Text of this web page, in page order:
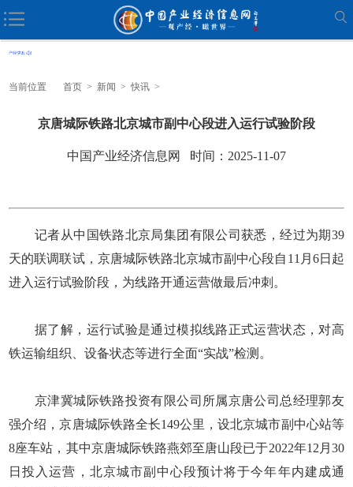
当前位置 首页 > 新闻 > 快讯 >
京唐城际铁路北京城市副中心段进入运行试验阶段
中国产业经济信息网 时间：2025-11-07
记者从中国铁路北京局集团有限公司获悉，经过为期39
天的联调联试，京唐城际铁路北京城市副中心段自11月6日起
进入运行试验阶段，为线路开通运营做最后冲刺。
据了解，运行试验是通过模拟线路正式运营状态，对高
铁运输组织、设备状态等进行全面“实战”检测。
京津冀城际铁路投资有限公司所属京唐公司总经理郭友
强介绍，京唐城际铁路全长149公里，设北京城市副中心站等
8座车站，其中京唐城际铁路燕郊至唐山段已于2022年12月30
日投入运营，北京城市副中心段预计将于今年年内建成通